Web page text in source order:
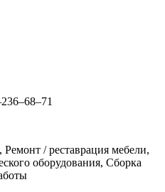
Ремонт / реставрация мебели,
оборудования, Сборка